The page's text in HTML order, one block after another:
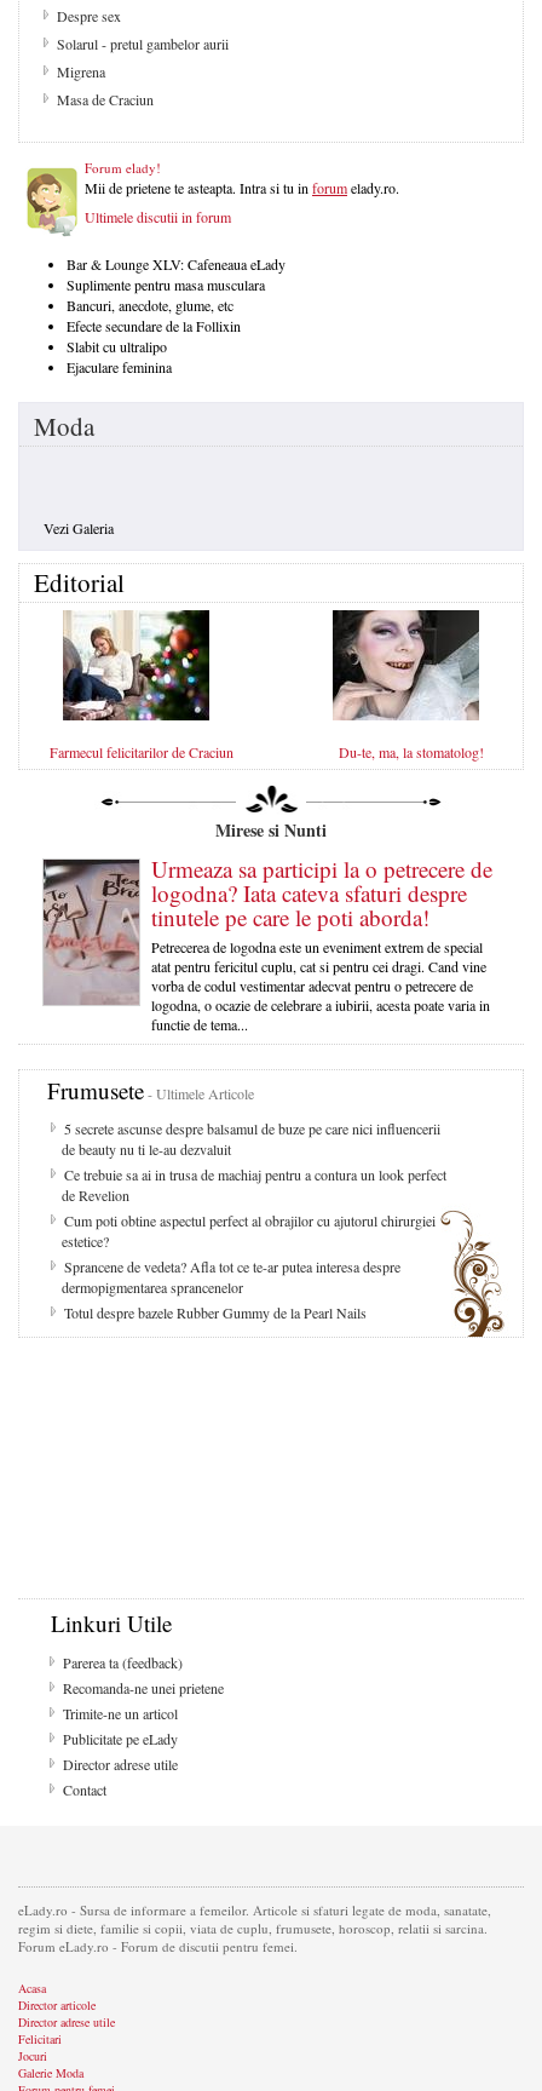
Despre sex
Solarul - pretul gambelor aurii
Migrena
Masa de Craciun
Forum elady!
Mii de prietene te asteapta. Intra si tu inforumelady.ro.
Ultimele discutii in forum
Bar & Lounge XLV: Cafeneaua eLady
Suplimente pentru masa musculara
Bancuri, anecdote, glume, etc
Efecte secundare de la Follixin
Slabit cu ultralipo
Ejaculare feminina
Moda
Vezi Galeria
Editorial
Farmecul felicitarilor de Craciun Du-te, ma, la stomatolog!
Mirese si Nunti
Urmeaza sa participi la o petrecere de
logodna? Iata cateva sfaturi despre
tinutele pe care le poti aborda!
Petrecerea de logodna este un eveniment extrem de special
atat pentru fericitul cuplu, cat si pentru cei dragi. Cand vine
vorba de codul vestimentar adecvat pentru o petrecere de
logodna, o ocazie de celebrare a iubirii, acesta poate varia in
functie de tema...
Frumusete- Ultimele Articole
5 secrete ascunse despre balsamul de buze pe care nici influencerii
de beauty nu ti le-au dezvaluit
Ce trebuie sa ai in trusa de machiaj pentru a contura un look perfect
de Revelion
Cum poti obtine aspectul perfect al obrajilor cu ajutorul chirurgiei
estetice?
Sprancene de vedeta? Afla tot ce te-ar putea interesa despre
dermopigmentarea sprancenelor
Totul despre bazele Rubber Gummy de la Pearl Nails
Linkuri Utile
Parerea ta (feedback)
Recomanda-ne unei prietene
Trimite-ne un articol
Publicitate pe eLady
Director adrese utile
Contact
eLady.ro - Sursa de informare a femeilor. Articole si sfaturi legate de moda, sanatate,
regim si diete, familie si copii, viata de cuplu, frumusete, horoscop, relatii si sarcina.
Forum eLady.ro - Forum de discutii pentru femei.
Acasa
Director articole
Director adrese utile
Felicitari
Jocuri
Galerie Moda